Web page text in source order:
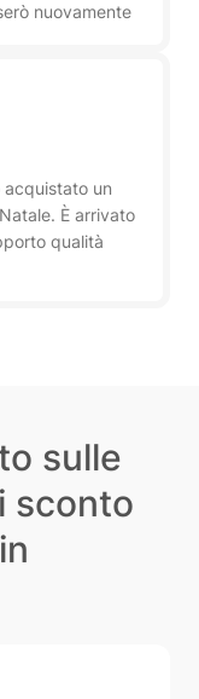
nuovamente
acquistato un
È arrivato
qualità
sulle
sconto